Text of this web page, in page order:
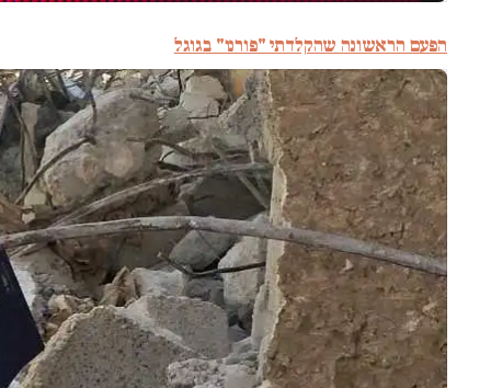
הפעם הראשונה שהקלדתי "פורנו" בגוגל